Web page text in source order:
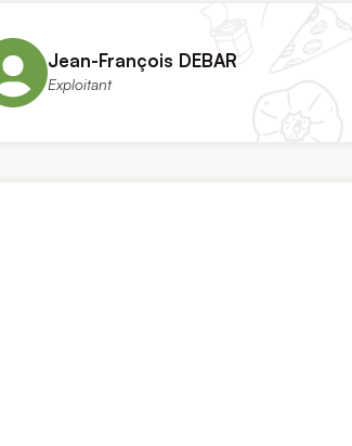
Jean-François DEBAR
Exploitant